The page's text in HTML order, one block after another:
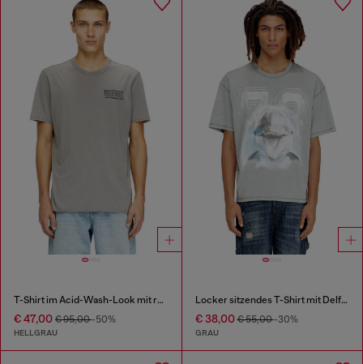
T-Shirt im Acid-Wash-Look mit rohen Kanten
€ 47,00 € 95,00-50%
HELLGRAU
Locker sitzendes T-Shirt mit Delfin-Grafik
€ 38,00€ 55,00-30%
GRAU